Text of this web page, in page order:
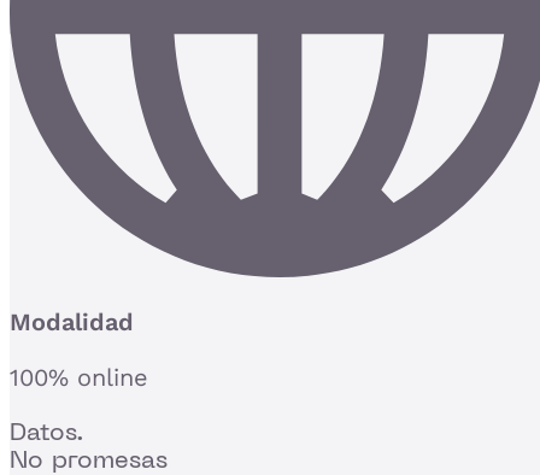
Modalidad
100% online
Datos.
No promesas